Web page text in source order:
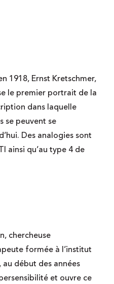
1918, Ernst Kretschmer,
le premier portrait de la
dans laquelle
se peuvent se
Des analogies sont
ainsi qu’au type 4 de
chercheuse
formée à l’institut
au début des années
et ouvre ce